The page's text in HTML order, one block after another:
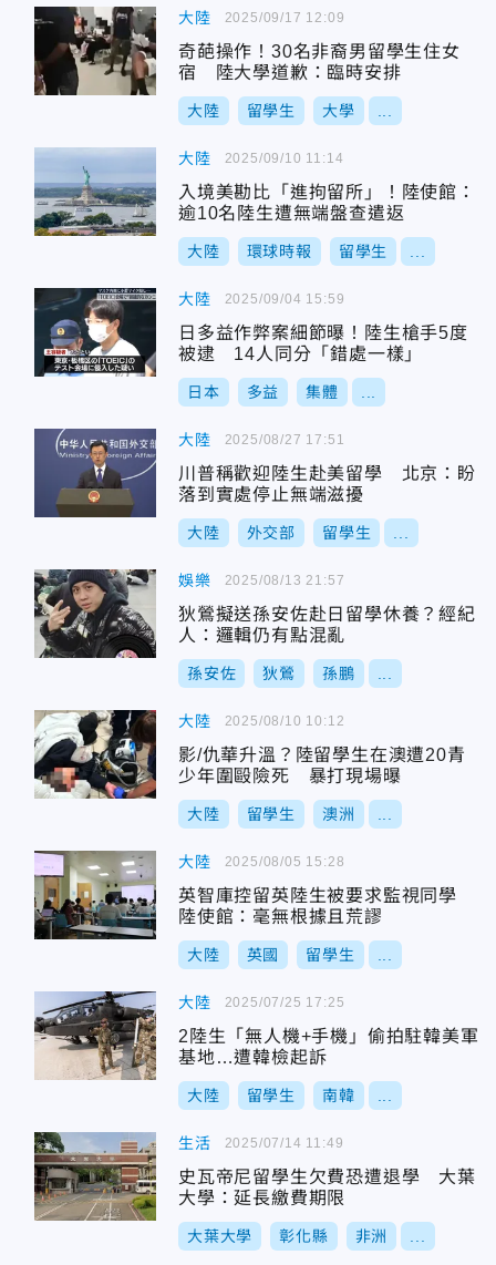
大陸
奇葩操作！30名非裔男留學生住女
宿 陸大學道歉：臨時安排
大陸 留學生 大學
2025/09/17 12:09
大陸
入境美勘比「進拘留所」！陸使館：
逾10名陸生遭無端盤查遣返
大陸 環球時報 留學生
2025/09/10 11:14
大陸
日多益作弊案細節曝！陸生槍手5度
被逮 14人同分「錯處一樣」
日本 多益 集體
2025/09/04 15:59
大陸
川普稱歡迎陸生赴美留學 北京：盼
落到實處停止無端滋擾
大陸 外交部 留學生
2025/08/27 17:51
娛樂
狄鶯擬送孫安佐赴日留學休養？經紀
人：邏輯仍有點混亂
孫安佐 狄鶯 孫鵬
2025/08/13 21:57
大陸
影/仇華升溫？陸留學生在澳遭20青
少年圍毆險死 暴打現場曝
大陸 留學生 澳洲
2025/08/10 10:12
大陸
英智庫控留英陸生被要求監視同學
陸使館：毫無根據且荒謬
大陸 英國 留學生
2025/08/05 15:28
大陸
2陸生「無人機+手機」偷拍駐韓美軍
基地…遭韓檢起訴
大陸 留學生 南韓
2025/07/25 17:25
生活
史瓦帝尼留學生欠費恐遭退學 大葉
大學：延長繳費期限
大葉大學 彰化縣 非洲
2025/07/14 11:49